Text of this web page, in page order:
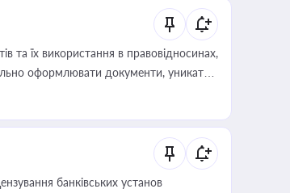
та їх використання в правовідносинах,
оформлювати документи, уникати
банківських установ